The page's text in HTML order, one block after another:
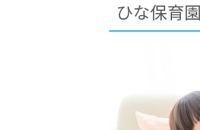
ひな保育園